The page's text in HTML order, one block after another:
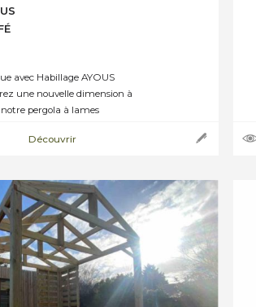
avec Habillage AYOUS
une nouvelle dimension à
pergola à lames
durabilité. Avec ses
détente protégé. […]
Découvrir